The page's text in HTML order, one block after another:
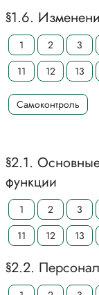
§1.6.
1 2 3
11
12 13
Самоконтроль
§2.1.
функции
1 2 3
11
12 13
§2.2.